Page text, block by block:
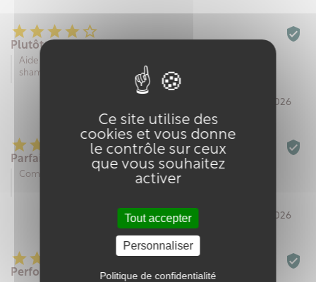
Ce site utilise des
cookies et vous donne
le contrôle sur ceux
que vous souhaitez
activer
Tout accepter
Personnaliser
Politique de confidentialité

Plutôt pas mal
Aide vraiment a reguler le sebum je peux espacer mes
shampooing, bémol pour l odeur que je n'aime pas.

Par Manon V. le 18/05/2026
  
Parfait
Comme d'habitude c'est parfait, mes cheveux sont nickel

Par Nadège T. le 21/02/2026

Performant
